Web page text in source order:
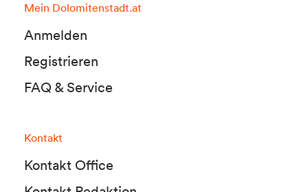
Mein Dolomitenstadt.at
Anmelden
Registrieren
FAQ & Service
Kontakt
Kontakt Office